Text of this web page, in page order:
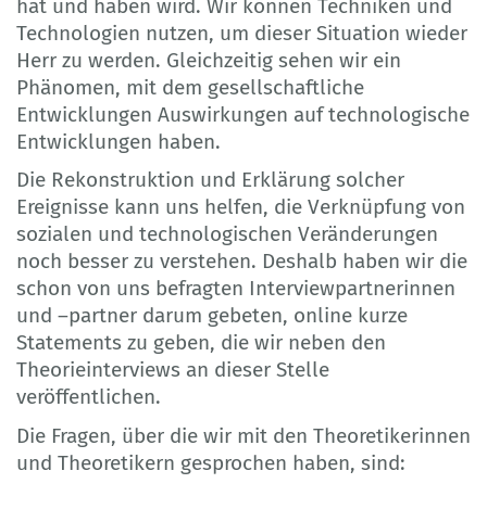
hat und haben wird. Wir können Techniken und
Technologien nutzen, um dieser Situation wieder
Herr zu werden. Gleichzeitig sehen wir ein
Phänomen, mit dem gesellschaftliche
Entwicklungen Auswirkungen auf technologische
Entwicklungen haben.
Die Rekonstruktion und Erklärung solcher
Ereignisse kann uns helfen, die Verknüpfung von
sozialen und technologischen Veränderungen
noch besser zu verstehen. Deshalb haben wir die
schon von uns befragten Interviewpartnerinnen
und –partner darum gebeten, online kurze
Statements zu geben, die wir neben den
Theorieinterviews an dieser Stelle
veröffentlichen.
Die Fragen, über die wir mit den Theoretikerinnen
und Theoretikern gesprochen haben, sind: